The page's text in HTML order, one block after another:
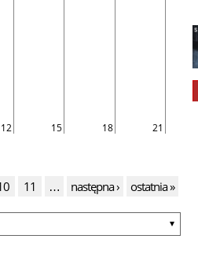
12 15 18 21
11 … następna › ostatnia »